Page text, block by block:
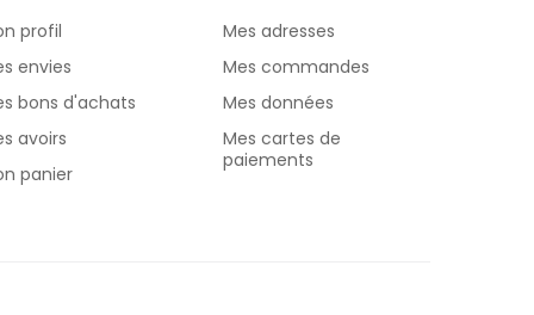
profil
envies
bons d'achats
avoirs
panier
Mes adresses
Mes commandes
Mes données
Mes cartes de
paiements